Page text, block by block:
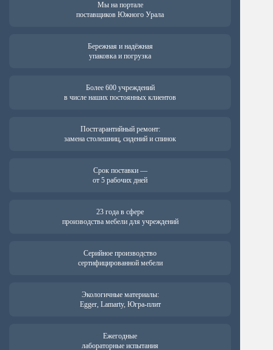
Мы на портале
поставщиков Южного Урала
Бережная и надёжная
упаковка и погрузка
Более 600 учреждений
в числе наших постоянных клиентов
Постгарантийный ремонт:
замена столешниц, сидений и спинок
Срок поставки —
от 5 рабочих дней
23 года в сфере
производства мебели для учреждений
Серийное производство
сертифицированной мебели
Экологичные материалы:
Egger, Lamarty, Югра-плит
Ежегодные
лабораторные испытания